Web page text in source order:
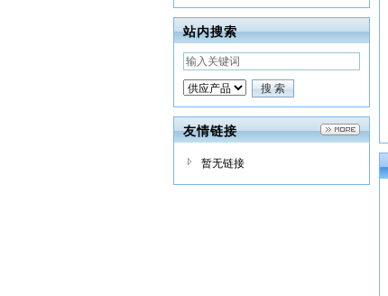
站内搜索
友情链接
暂无链接